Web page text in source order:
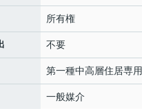
所有権
不要
第一種中高層住居専用
一般媒介